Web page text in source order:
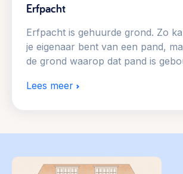
Erfpacht
Erfpacht is gehuurde grond. Zo
je eigenaar bent van een pand,
de grond waarop dat pand is
Lees meer